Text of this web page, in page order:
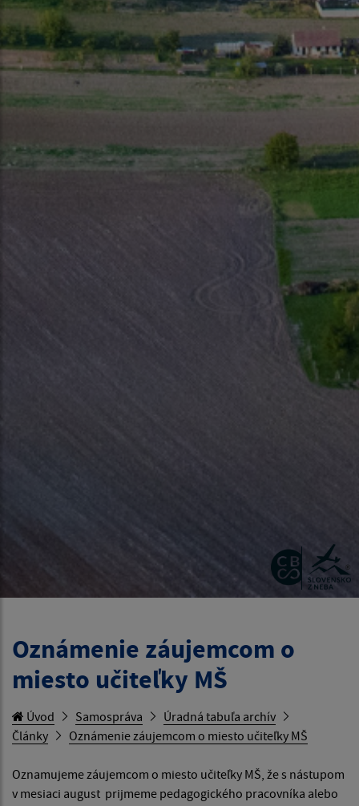
Oznámenie záujemcom o
miesto učiteľky MŠ
Úvod Samospráva
Úradná tabuľa archív
Články
Oznámenie záujemcom o miesto učiteľky MŠ
Oznamujeme záujemcom o miesto učiteľky MŠ, že s nástupom
v mesiaci august prijmeme pedagogického pracovníka alebo